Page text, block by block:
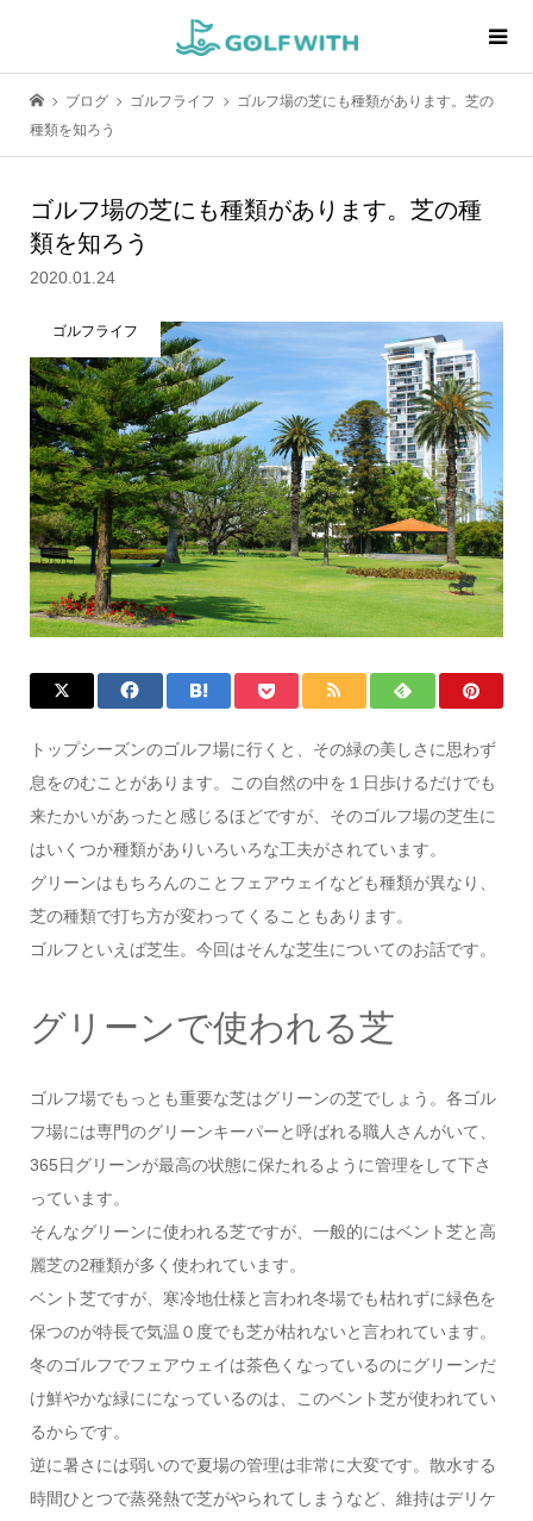
ブログ ゴルフライフ
ゴルフ場の芝にも種類があります。芝の
種類を知ろう
ゴルフ場の芝にも種類があります。芝の種
類を知ろう
2020.01.24
ゴルフライフ
トップシーズンのゴルフ場に行くと、その緑の美しさに思わず
息をのむことがあります。この自然の中を１日歩けるだけでも
来たかいがあったと感じるほどですが、そのゴルフ場の芝生に
はいくつか種類がありいろいろな工夫がされています。
グリーンはもちろんのことフェアウェイなども種類が異なり、
芝の種類で打ち方が変わってくることもあります。
ゴルフといえば芝生。今回はそんな芝生についてのお話です。
グリーンで使われる芝
ゴルフ場でもっとも重要な芝はグリーンの芝でしょう。各ゴル
フ場には専門のグリーンキーパーと呼ばれる職人さんがいて、
365日グリーンが最高の状態に保たれるように管理をして下さ
っています。
そんなグリーンに使われる芝ですが、一般的にはベント芝と高
麗芝の2種類が多く使われています。
ベント芝ですが、寒冷地仕様と言われ冬場でも枯れずに緑色を
保つのが特長で気温０度でも芝が枯れないと言われています。
冬のゴルフでフェアウェイは茶色くなっているのにグリーンだ
け鮮やかな緑にになっているのは、このベント芝が使われてい
るからです。
逆に暑さには弱いので夏場の管理は非常に大変です。散水する
時間ひとつで蒸発熱で芝がやられてしまうなど、維持はデリケ